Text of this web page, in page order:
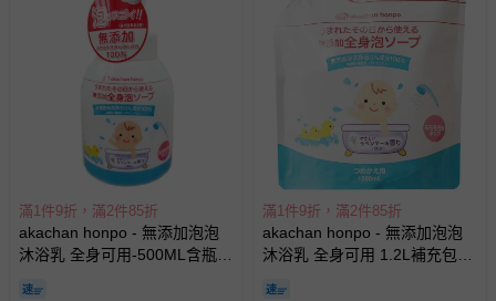
留商品未達活動門檻，將以原價計算，活動贈品亦需一併退
部分商品依據消費者保護法的規定，不適用七天鑑賞期/猶
豫期範圍：
易於腐敗、保存期限較短或解約時即將逾期（例如生鮮
商品、食品等）。
客製化商品（例如客製生日書、姓名貼等）。
報紙、期刊或雜誌（惟書籍如經拆封、使用，則酌收整
新費用）。
滿1件9折，滿2件85折
akachan honpo - 無添加泡泡
沐浴乳 全身可用-500ML含瓶-
滿1件9折，滿2件85折
akachan honpo - 無添加泡泡
沐浴乳 全身可用 1.2L補充包